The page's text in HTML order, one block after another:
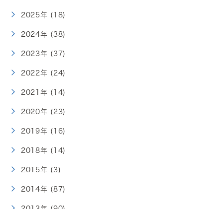
2025年 (18)
2024年 (38)
2023年 (37)
2022年 (24)
2021年 (14)
2020年 (23)
2019年 (16)
2018年 (14)
2015年 (3)
2014年 (87)